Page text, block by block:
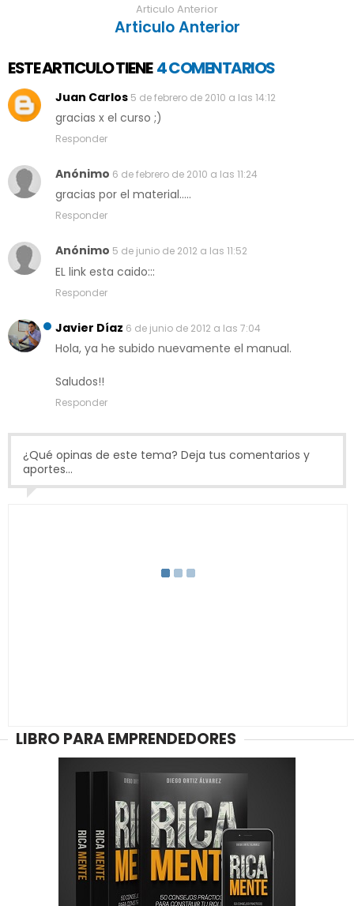
Articulo Anterior
Articulo Anterior
ESTE ARTICULO TIENE 4 COMENTARIOS
Juan Carlos 5 de febrero de 2010 a las 14:12
gracias x el curso ;)
Responder
Anónimo 6 de febrero de 2010 a las 11:24
gracias por el material.....
Responder
Anónimo 5 de junio de 2012 a las 11:52
EL link esta caido:::
Responder
Javier Díaz 6 de junio de 2012 a las 7:04
Hola, ya he subido nuevamente el manual.
Saludos!!
Responder
¿Qué opinas de este tema? Deja tus comentarios y
aportes...
LIBRO PARA EMPRENDEDORES